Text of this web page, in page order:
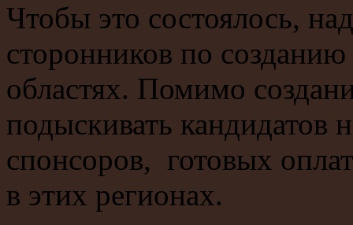
Чтобы это состоялось,
сторонников по
областях. Помимо
подыскивать кандидатов
спонсоров, готовых
в этих регионах.